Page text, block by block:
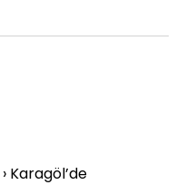
› Karagöl’de